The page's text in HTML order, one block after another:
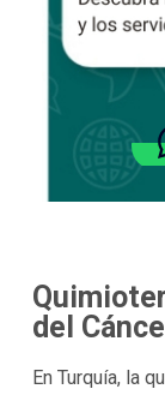
del
En Turquía, la